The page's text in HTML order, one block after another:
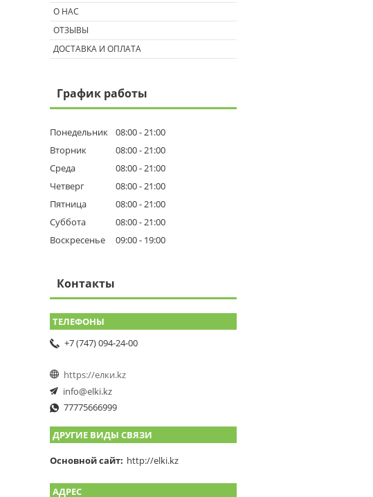
О НАС
ОТЗЫВЫ
ДОСТАВКА И ОПЛАТА
График работы
Понедельник 08:00 21:00
Вторник
08:00 21:00
Среда
08:00 21:00
Четверг
08:00 21:00
Пятница
08:00 21:00
Суббота
08:00 21:00
Воскресенье
09:00 19:00
Контакты
+7 (747) 094-24-00
https://елки.kz
info@elki.kz
77775666999
ДРУГИЕ ВИДЫ СВЯЗИ
Основной сайт http://elki.kz